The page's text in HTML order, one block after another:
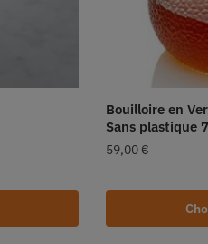
Bouilloire en
Sans plastique
59,00 €